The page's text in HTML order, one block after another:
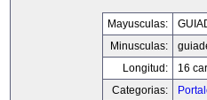
Mayusculas:
Minusculas:
Longitud:
16
Categorias: